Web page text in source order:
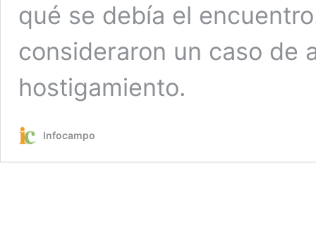
qué se debía el
consideraron un caso de
hostigamiento.
Infocampo